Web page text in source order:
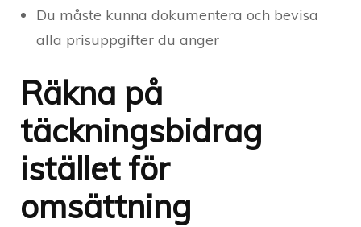
Du måste kunna dokumentera och bevisa
alla prisuppgifter du anger
Räkna på
täckningsbidrag
istället för
omsättning